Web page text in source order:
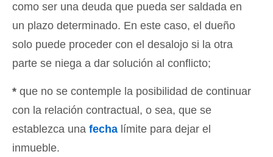
como ser una deuda que pueda ser saldada en
un plazo determinado. En este caso, el dueño
solo puede proceder con el desalojo si la otra
parte se niega a dar solución al conflicto;
* que no se contemple la posibilidad de continuar
con la relación contractual, o sea, que se
establezca una fecha límite para dejar el
inmueble.